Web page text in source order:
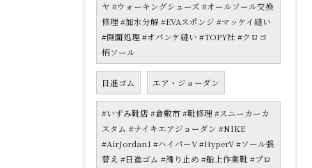
ヤ #ウォーキングシューズ #オールソール交換
修理 #加水分解 #EVAスポンジ #マッケイ縫い
#側面処理 #オパンケ縫い #TOPY社 #クロコ
柄ソール
日進ゴム エア・ジョーダン
#いずみ靴店 #倉敷市 #靴修理 #スニーカーカ
スタム #ナイキエアジョーダン #NIKE
#AirJordan1 #ハイパーV #HyperV #ソール張
替え #日進ゴム #滑り止め #船上作業靴 #プロ